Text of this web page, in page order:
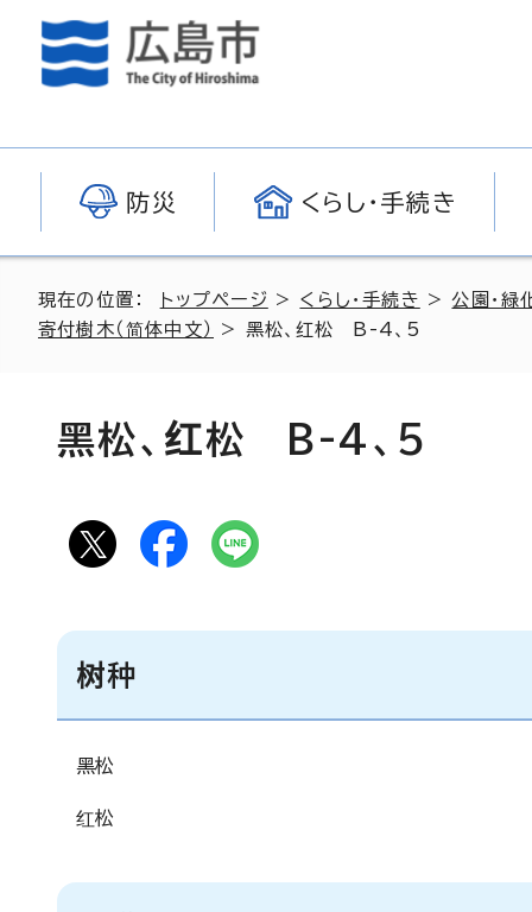
防災 くらし・手続き
現在の位置： トップページ > くらし・手続き >公園・緑
寄付樹木（简体中文）
> 黑松、红松 B-4、5
黑松、红松 B-4、5
树种
黑松
红松